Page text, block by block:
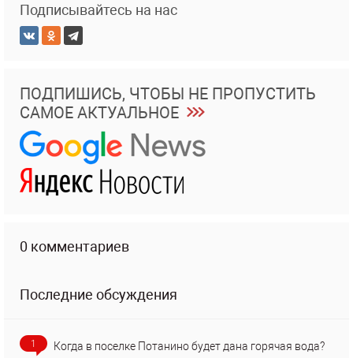
Подписывайтесь на нас
ПОДПИШИСЬ, ЧТОБЫ НЕ ПРОПУСТИТЬ
САМОЕ АКТУАЛЬНОЕ
0 комментариев
Последние обсуждения
1 Когда в поселке Потанино будет дана горячая вода?